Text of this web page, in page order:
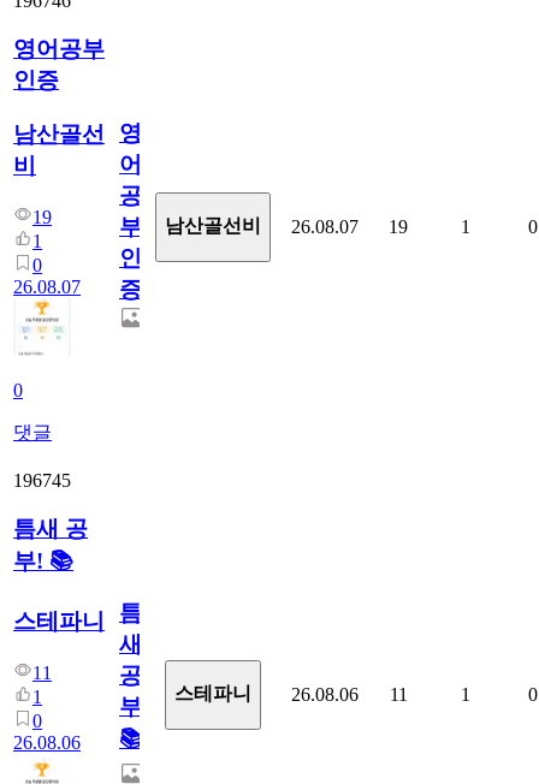
영어공부
인증
남산골선
비
19
1
0
26.08.07
0
댓글
영
어
공
부
인
증
남산골선비 26.08.07 19 1 0
196745
틈새 공
부! 📚
스테파니
11
1
0
26.08.06
틈
새
공
부!
📚
스테파니 26.08.06 11 1 0